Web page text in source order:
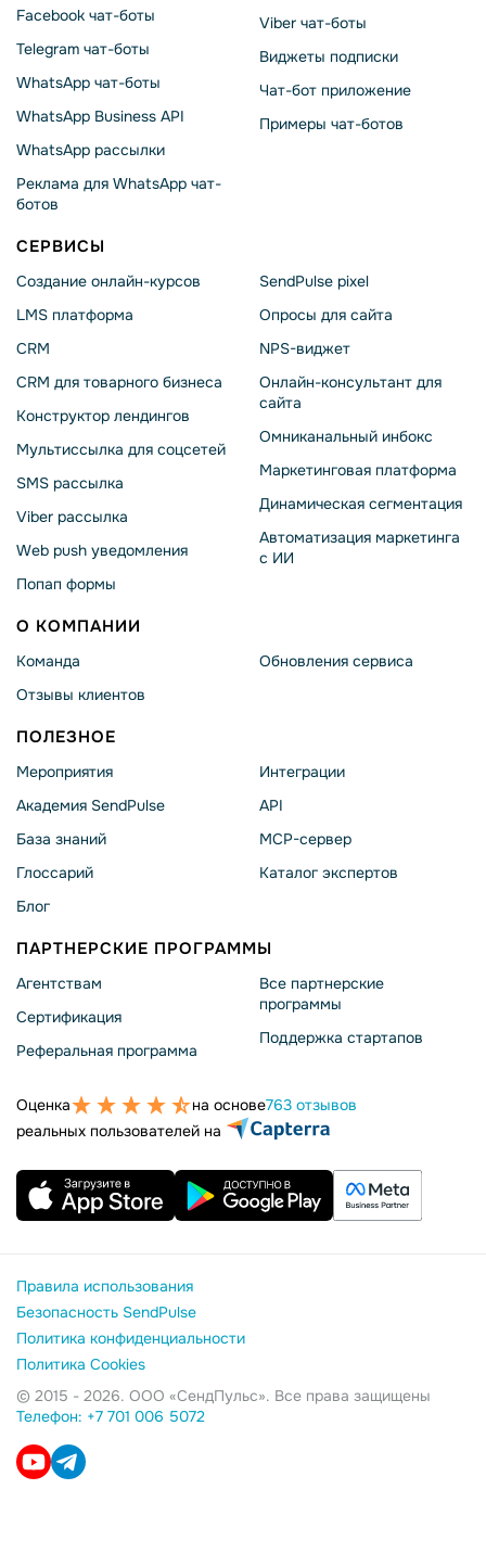
Facebook чат-боты
Telegram чат-боты
WhatsApp чат-боты
WhatsApp Business API
WhatsApp рассылки
Реклама для WhatsApp чат-
ботов
Viber чат-боты
Виджеты подписки
Чат-бот приложение
Примеры чат-ботов
СЕРВИСЫ
Создание онлайн-курсов
LMS платформа
CRM
CRM для товарного бизнеса
Конструктор лендингов
Мультиссылка для соцсетей
SMS рассылка
Viber рассылка
Web push уведомления
Попап формы
SendPulse pixel
Опросы для сайта
NPS-виджет
Онлайн-консультант для
сайта
Омниканальный инбокс
Маркетинговая платформа
Динамическая сегментация
Автоматизация маркетинга
с ИИ
О КОМПАНИИ
Команда
Отзывы клиентов
Обновления сервиса
ПОЛЕЗНОЕ
Мероприятия
Академия SendPulse
База знаний
Глоссарий
Блог
Интеграции
API
MCP-сервер
Каталог экспертов
ПАРТНЕРСКИЕ ПРОГРАММЫ
Агентствам
Сертификация
Реферальная программа
Все партнерские
программы
Поддержка стартапов
Оценка на основе763 отзывов
реальных пользователей на
Правила использования
Безопасность SendPulse
Политика конфиденциальности
Политика Cookies
© 2015 - 2026. ООО «СендПульс». Все права защищены
Телефон: +7 701 006 5072